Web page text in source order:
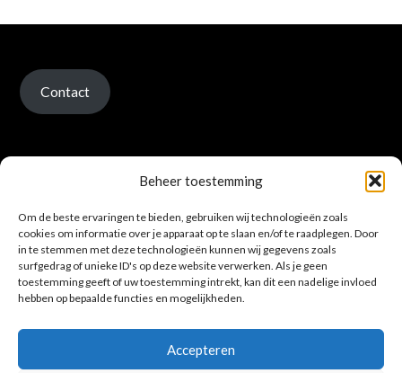
Beheer toestemming
Om de beste ervaringen te bieden, gebruiken wij technologieën zoals
cookies om informatie over je apparaat op te slaan en/of te raadplegen. Door
in te stemmen met deze technologieën kunnen wij gegevens zoals
surfgedrag of unieke ID's op deze website verwerken. Als je geen
toestemming geeft of uw toestemming intrekt, kan dit een nadelige invloed
hebben op bepaalde functies en mogelijkheden.
Accepteren
Contact
Verzenden en retour